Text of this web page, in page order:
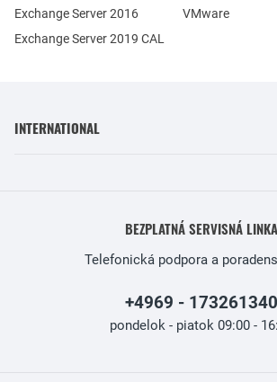
Exchange Server 2016
Exchange Server 2019 CAL
VMware
INTERNATIONAL
BEZPLATNÁ SERVISNÁ LINKA
Telefonická podpora a
+4969 - 173261340
pondelok - piatok 09:00 -